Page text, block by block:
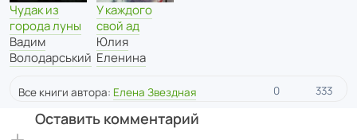
Чудак из
города луны
Вадим
Володарський
У каждого
свой ад
Юлия
Еленина
Все книги автора: Елена Звездная 0 333
Оставить комментарий